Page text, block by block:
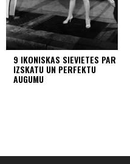
9 IKONISKAS SIEVIETES PAR
IZSKATU UN PERFEKTU
AUGUMU